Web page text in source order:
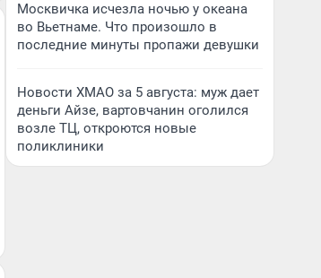
Москвичка исчезла ночью у океана
во Вьетнаме. Что произошло в
последние минуты пропажи девушки
Новости ХМАО за 5 августа: муж дает
деньги Айзе, вартовчанин оголился
возле ТЦ, откроются новые
поликлиники